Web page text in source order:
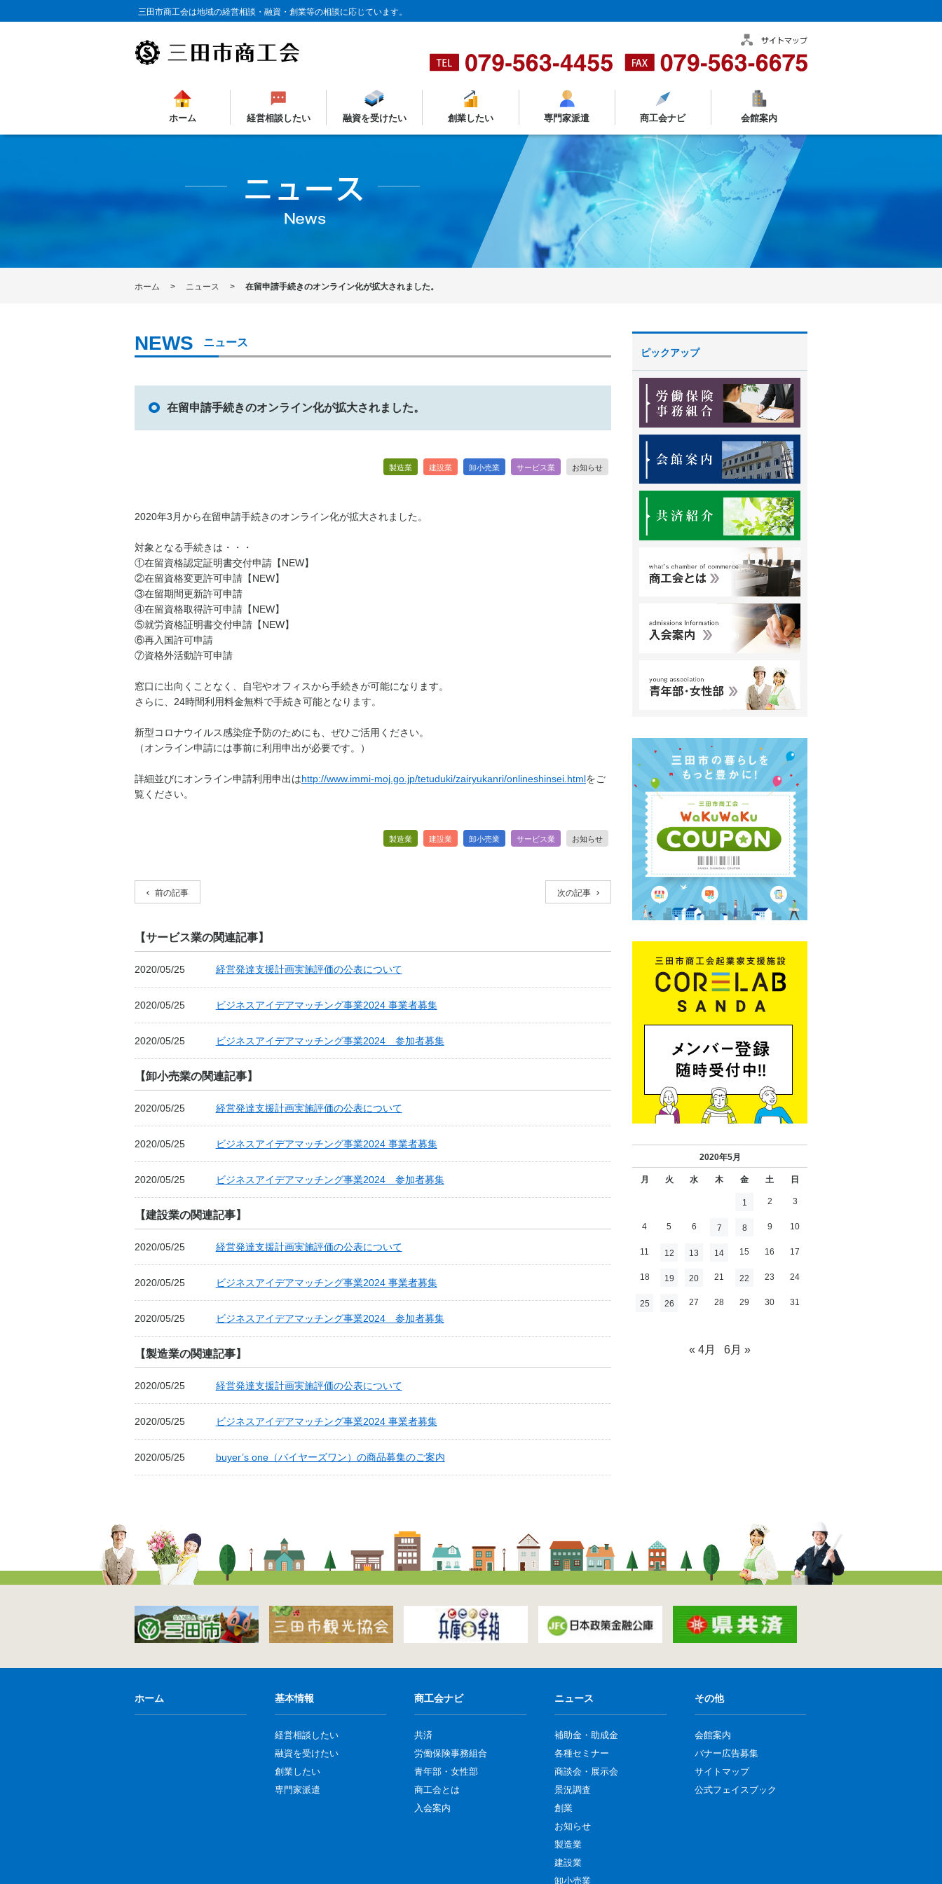
三田市商工会は地域の経営相談・融資・創業等の相談に応じています。
ホーム 経営相談したい 融資を受けたい 創業したい 専門家派遣 商工会ナビ 会館案内
ホーム ニュース 在留申請手続きのオンライン化が拡大されました。
ニュース
在留申請手続きのオンライン化が拡大されました。
製造業 建設業 卸小売業 サービス業 お知らせ
2020年3月から在留申請手続きのオンライン化が拡大されました。
対象となる手続きは・・・
①在留資格認定証明書交付申請【NEW】
②在留資格変更許可申請【NEW】
③在留期間更新許可申請
④在留資格取得許可申請【NEW】
⑤就労資格証明書交付申請【NEW】
⑥再入国許可申請
⑦資格外活動許可申請
窓口に出向くことなく、自宅やオフィスから手続きが可能になります。
さらに、24時間利用料金無料で手続き可能となります。
新型コロナウイルス感染症予防のためにも、ぜひご活用ください。
（オンライン申請には事前に利用申出が必要です。）
詳細並びにオンライン申請利用申出はhttp://www.immi-moj.go.jp/tetuduki/zairyukanri/onlineshinsei.htmlをご
覧ください。
製造業 建設業 卸小売業 サービス業 お知らせ
前の記事 次の記事
【サービス業の関連記事】
2020/05/25 経営発達支援計画実施評価の公表について
2020/05/25 ビジネスアイデアマッチング事業2024 事業者募集
2020/05/25 ビジネスアイデアマッチング事業2024 参加者募集
【卸小売業の関連記事】
2020/05/25 経営発達支援計画実施評価の公表について
2020/05/25 ビジネスアイデアマッチング事業2024 事業者募集
2020/05/25 ビジネスアイデアマッチング事業2024 参加者募集
【建設業の関連記事】
2020/05/25 経営発達支援計画実施評価の公表について
2020/05/25 ビジネスアイデアマッチング事業2024 事業者募集
2020/05/25 ビジネスアイデアマッチング事業2024 参加者募集
【製造業の関連記事】
2020/05/25 経営発達支援計画実施評価の公表について
2020/05/25 ビジネスアイデアマッチング事業2024 事業者募集
2020/05/25 buyer’s one（バイヤーズワン）の商品募集のご案内
ピックアップ
2020年5月
月 火 水 木 金 土 日
1 2 3
4 5 6 7 8 9 10
11 12 13 14 15 16 17
18 19 20 21 22 23 24
25 26 27 28 29 30 31
« 4月 6月 »
ホーム 基本情報
経営相談したい
融資を受けたい
創業したい
専門家派遣
商工会ナビ
共済
労働保険事務組合
青年部・女性部
商工会とは
入会案内
ニュース
補助金・助成金
各種セミナー
商談会・展示会
景況調査
創業
お知らせ
製造業
建設業
卸小売業
その他
会館案内
バナー広告募集
サイトマップ
公式フェイスブック